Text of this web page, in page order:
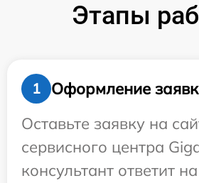
Этапы
1
Оформление
Оставьте заявку на
сервисного центра
консультант ответит